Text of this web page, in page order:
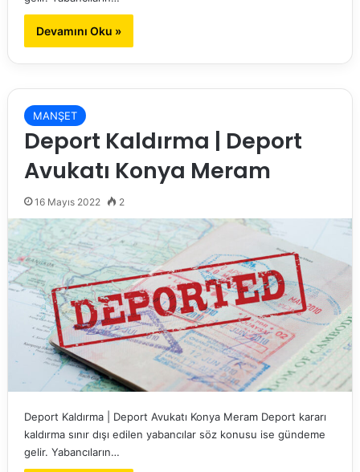
Devamını Oku »
MANŞET
Deport Kaldırma | Deport
Avukatı Konya Meram
16 Mayıs 2022 2
Deport Kaldırma | Deport Avukatı Konya Meram Deport kararı
kaldırma sınır dışı edilen yabancılar söz konusu ise gündeme
gelir. Yabancıların…